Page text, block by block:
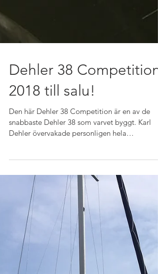
Dehler 38 Competition
2018 till salu!
Den här Dehler 38 Competition är en av de
snabbaste Dehler 38 som varvet byggt. Karl
Dehler övervakade personligen hela
byggnationen av...